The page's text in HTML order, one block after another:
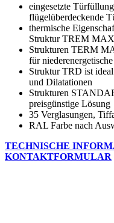
eingesetzte
flügelüberdeckende
thermische
Struktur TREM
Strukturen TERM
für
Struktur TRD ist
und Dilatationen
Strukturen
preisgünstige Lösung
35 Verglasungen,
RAL Farbe nach
TECHNISCHE
KONTAKTFORMULAR